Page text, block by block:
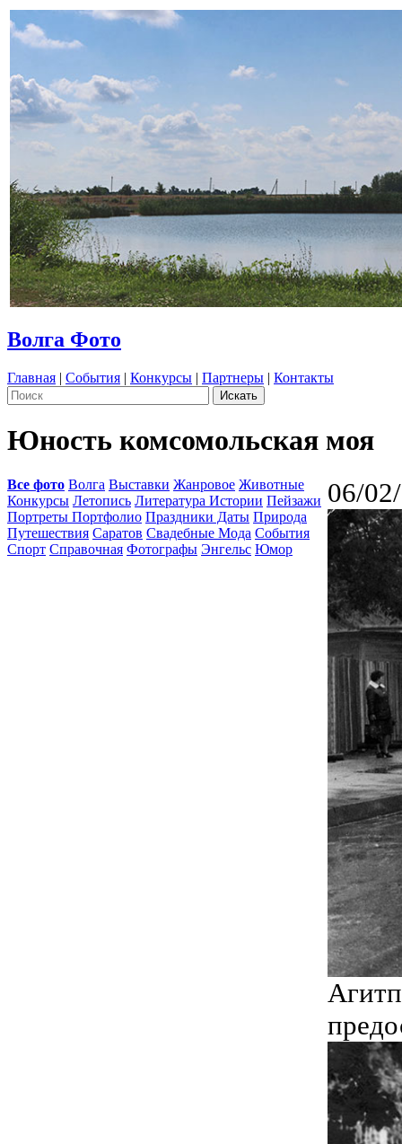
Волга Фото
Главная | События | Конкурсы | Партнеры | Контакты
Юность комсомольская моя
Все фото Волга Выставки Жанровое Животные
Конкурсы Летопись Литература Истории Пейзажи
Портреты Портфолио Праздники Даты Природа
Путешествия Саратов Свадебные Мода События
Спорт Справочная Фотографы Энгельс Юмор
06/